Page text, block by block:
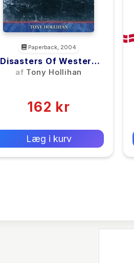
Paperback, 2004
Disasters Of Western
Canada
af Tony Hollihan
162 kr
Læg i kurv